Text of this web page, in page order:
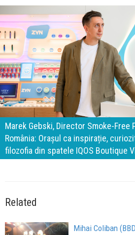
140 de ani de Mercedes-Benz.
important „test al timpului” este să
cu aceeași responsabilitate față de
calitate
Related
Mihai Coliban